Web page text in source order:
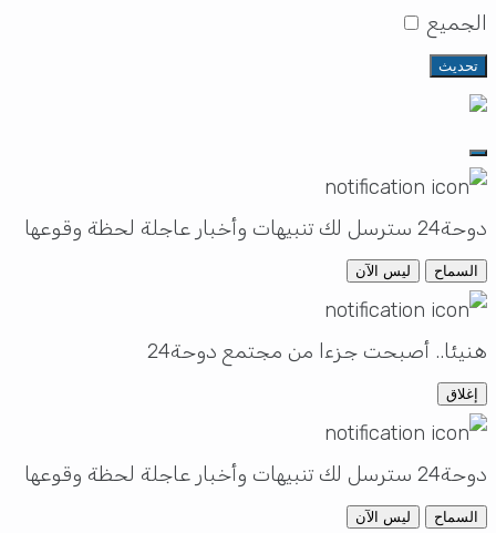
الجميع
تحديث
دوحة24 سترسل لك تنبيهات وأخبار عاجلة لحظة وقوعها
السماح ليس الآن
هنيئا.. أصبحت جزءا من مجتمع دوحة24
إغلاق
دوحة24 سترسل لك تنبيهات وأخبار عاجلة لحظة وقوعها
السماح ليس الآن